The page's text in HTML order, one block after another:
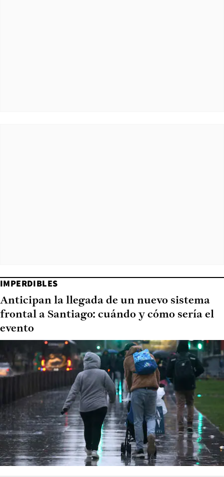
IMPERDIBLES
Anticipan la llegada de un nuevo sistema
frontal a Santiago: cuándo y cómo sería el
evento